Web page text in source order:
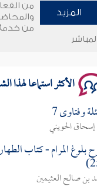
محاضرات
المزيد
من
من
الأكثر استماعا لهذا
وفتاوى 7
إسحاق الحويني
بلوغ المرام - كتاب
بن صالح العثيمين